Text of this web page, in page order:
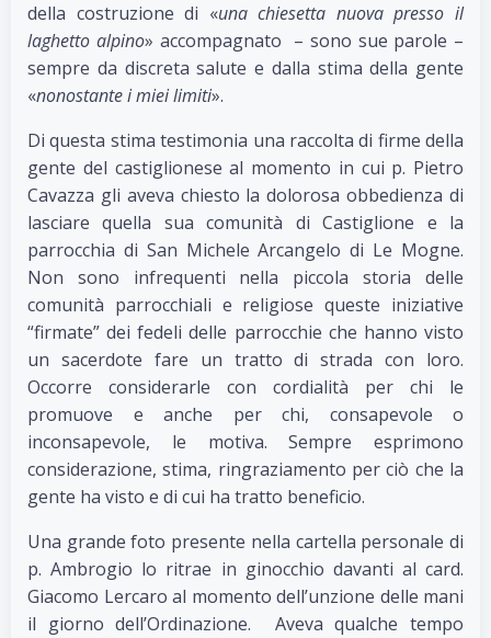
della costruzione di «una chiesetta nuova presso il
laghetto alpino» accompagnato – sono sue parole –
sempre da discreta salute e dalla stima della gente
«nonostante i miei limiti».
Di questa stima testimonia una raccolta di firme della
gente del castiglionese al momento in cui p. Pietro
Cavazza gli aveva chiesto la dolorosa obbedienza di
lasciare quella sua comunità di Castiglione e la
parrocchia di San Michele Arcangelo di Le Mogne.
Non sono infrequenti nella piccola storia delle
comunità parrocchiali e religiose queste iniziative
“firmate” dei fedeli delle parrocchie che hanno visto
un sacerdote fare un tratto di strada con loro.
Occorre considerarle con cordialità per chi le
promuove e anche per chi, consapevole o
inconsapevole, le motiva. Sempre esprimono
considerazione, stima, ringraziamento per ciò che la
gente ha visto e di cui ha tratto beneficio.
Una grande foto presente nella cartella personale di
p. Ambrogio lo ritrae in ginocchio davanti al card.
Giacomo Lercaro al momento dell’unzione delle mani
il giorno dell’Ordinazione. Aveva qualche tempo